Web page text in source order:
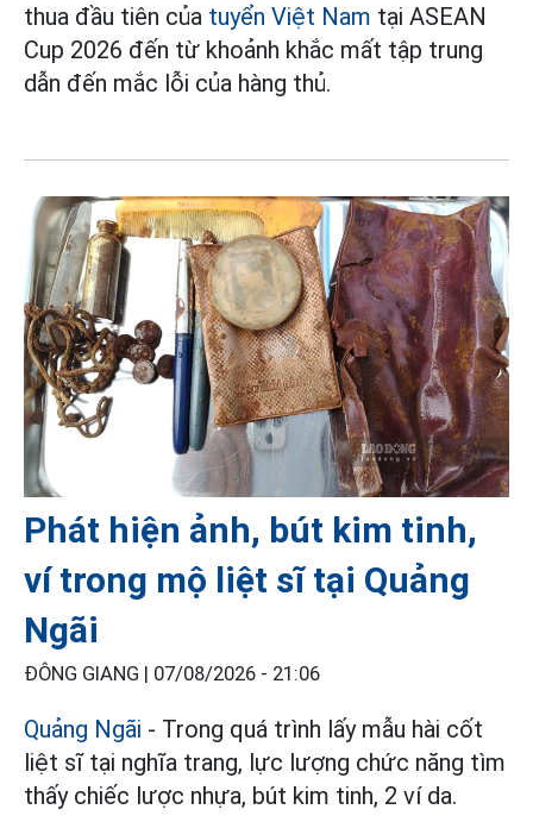
thua đầu tiên của tuyển Việt Nam tại ASEAN
Cup 2026 đến từ khoảnh khắc mất tập trung
dẫn đến mắc lỗi của hàng thủ.
Phát hiện ảnh, bút kim tinh,
ví trong mộ liệt sĩ tại Quảng
Ngãi
ĐÔNG GIANG | 07/08/2026 - 21:06
Quảng Ngãi - Trong quá trình lấy mẫu hài cốt
liệt sĩ tại nghĩa trang, lực lượng chức năng tìm
thấy chiếc lược nhựa, bút kim tinh, 2 ví da.